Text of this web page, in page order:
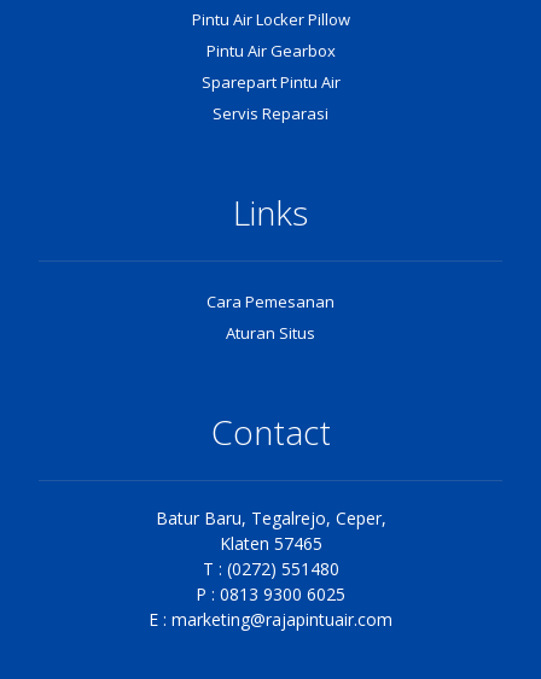
Pintu Air Locker Pillow
Pintu Air Gearbox
Sparepart Pintu Air
Servis Reparasi
Links
Cara Pemesanan
Aturan Situs
Contact
Batur Baru, Tegalrejo, Ceper,
Klaten 57465
T : (0272) 551480
P : 0813 9300 6025
E : marketing@rajapintuair.com